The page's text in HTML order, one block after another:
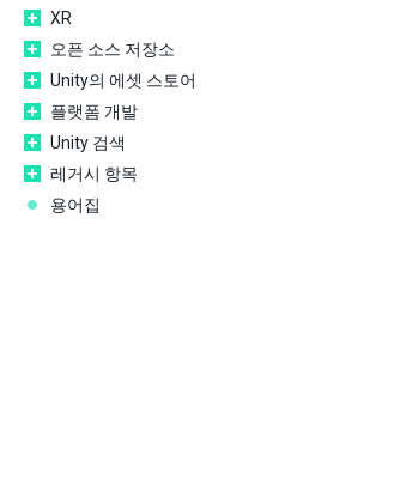
XR
오픈 소스 저장소
Unity의 에셋 스토어
플랫폼 개발
Unity 검색
레거시 항목
용어집